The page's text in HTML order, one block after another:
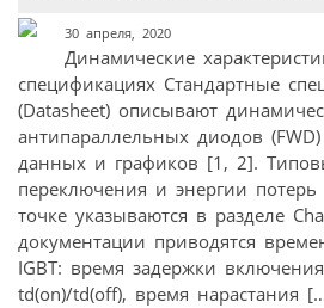
30 апреля, 2020
Динамические
спецификациях Стандартные
(Datasheet) описывают
антипараллельных диодов
данных и графиков [1, 2].
переключения и энергии
точке указываются в разделе
документации приводятся
IGBT: время задержки
td(on)/td(off), время нарастания